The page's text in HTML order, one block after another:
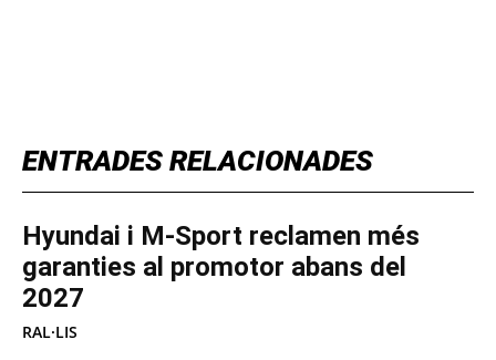
ENTRADES RELACIONADES
Hyundai i M-Sport reclamen més
garanties al promotor abans del
2027
RAL·LIS